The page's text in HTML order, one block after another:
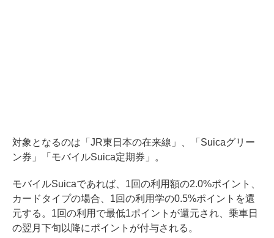
対象となるのは「JR東日本の在来線」、「Suicaグリー
ン券」「モバイルSuica定期券」。
モバイルSuicaであれば、1回の利用額の2.0%ポイント、
カードタイプの場合、1回の利用学の0.5%ポイントを還
元する。1回の利用で最低1ポイントが還元され、乗車日
の翌月下旬以降にポイントが付与される。